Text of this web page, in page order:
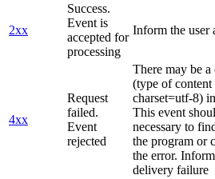
2xx
Success.
Event is
accepted for
processing
Inform the user
4xx
Request
failed.
Event
rejected
There may be
(type of
charset=utf-8)
This event
necessary to
the program or
the error.
delivery failure